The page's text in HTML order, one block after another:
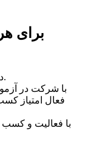
برای
در مسیر یادگیری باانگیزه بمانید و پاداش بگیرید.
با شرکت در
فعال امتیاز
با فعالیت و کسب